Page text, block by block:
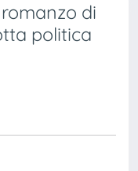
di
politica